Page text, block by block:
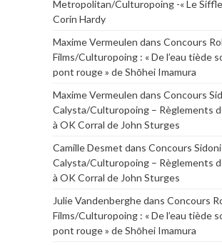
Metropolitan/Culturopoing -« Le
Corin Hardy
Maxime Vermeulen dans Concours
Films/Culturopoing : « De l’eau tiède
pont rouge » de Shōhei Imamura
Maxime Vermeulen dans Concours
Calysta/Culturopoing – Règlements
à OK Corral de John Sturges
Camille Desmet dans Concours
Calysta/Culturopoing – Règlements
à OK Corral de John Sturges
Julie Vandenberghedans Concours
Films/Culturopoing : « De l’eau tiède
pont rouge » de Shōhei Imamura